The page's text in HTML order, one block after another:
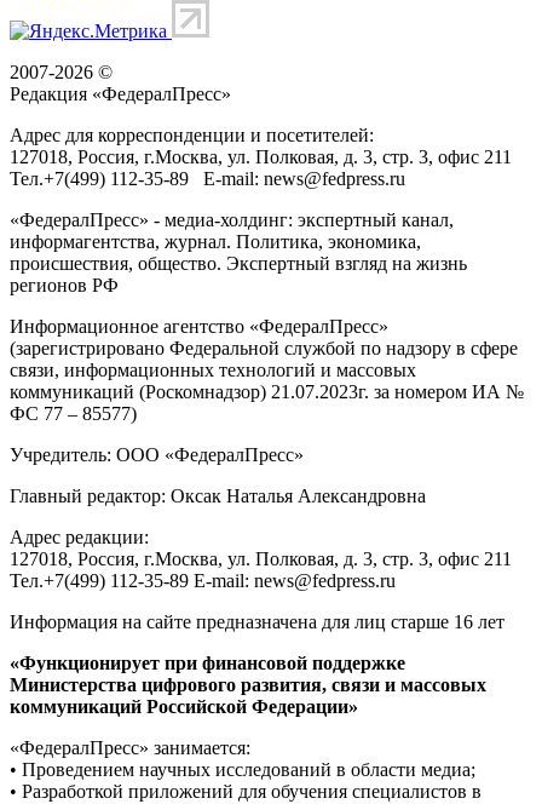
2007-2026 ©
Редакция «ФедералПресс»
Адрес для корреспонденции и посетителей:
127018, Россия, г.Москва, ул. Полковая, д. 3, стр. 3, офис 211
Тел.+7(499) 112-35-89 E-mail: news@fedpress.ru
«ФедералПресс» - медиа-холдинг: экспертный канал,
информагентства, журнал. Политика, экономика,
происшествия, общество. Экспертный взгляд на жизнь
регионов РФ
Информационное агентство «ФедералПресс»
(зарегистрировано Федеральной службой по надзору в сфере
связи, информационных технологий и массовых
коммуникаций (Роскомнадзор) 21.07.2023г. за номером ИА №
ФС 77 – 85577)
Учредитель: ООО «ФедералПресс»
Главный редактор: Оксак Наталья Александровна
Адрес редакции:
127018, Россия, г.Москва, ул. Полковая, д. 3, стр. 3, офис 211
Тел.+7(499) 112-35-89 E-mail: news@fedpress.ru
Информация на сайте предназначена для лиц старше 16 лет
«Функционирует при финансовой поддержке
Министерства цифрового развития, связи и массовых
коммуникаций Российской Федерации»
«ФедералПресс» занимается:
• Проведением научных исследований в области медиа;
• Разработкой приложений для обучения специалистов в